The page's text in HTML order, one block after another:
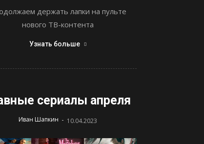
держать лапки на пульте
нового ТВ-контента
Узнать больше
сериалы апреля
Иван Шапкин - 10.04.2023